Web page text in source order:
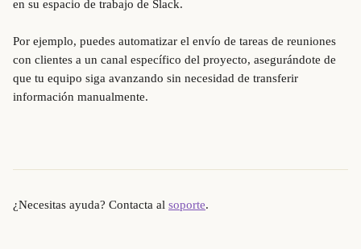
en su espacio de trabajo de Slack.
Por ejemplo, puedes automatizar el envío de tareas de reuniones
con clientes a un canal específico del proyecto, asegurándote de
que tu equipo siga avanzando sin necesidad de transferir
información manualmente.
¿Necesitas ayuda? Contacta al soporte.